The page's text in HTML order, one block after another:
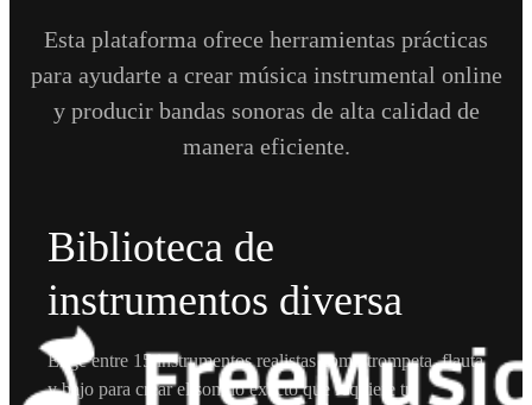
Esta plataforma ofrece herramientas prácticas
para ayudarte a crear música instrumental online
y producir bandas sonoras de alta calidad de
manera eficiente.
Biblioteca de
instrumentos diversa
Elige entre 15 instrumentos realistas como trompeta, flauta
y bajo para crear el sonido exacto que requiere tu